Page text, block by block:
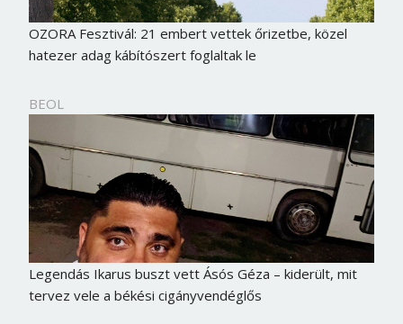
OZORA Fesztivál: 21 embert vettek őrizetbe, közel
hatezer adag kábítószert foglaltak le
BEOL
Legendás Ikarus buszt vett Ásós Géza – kiderült, mit
tervez vele a békési cigányvendéglős